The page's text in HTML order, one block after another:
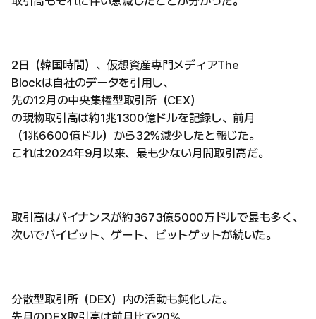
2日（韓国時間）、仮想資産専門メディアThe
Blockは自社のデータを引用し、
先の12月の中央集権型取引所（CEX）
の現物取引高は約1兆1300億ドルを記録し、前月
（1兆6600億ドル）から32%減少したと報じた。
これは2024年9月以来、最も少ない月間取引高だ。
取引高はバイナンスが約3673億5000万ドルで最も多く、
次いでバイビット、ゲート、ビットゲットが続いた。
分散型取引所（DEX）内の活動も鈍化した。